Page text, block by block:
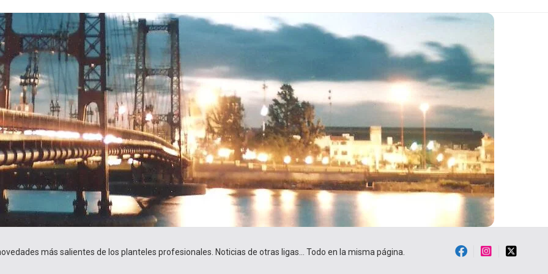
más salientes de los planteles profesionales. Noticias de otras ligas… Todo en la misma página.